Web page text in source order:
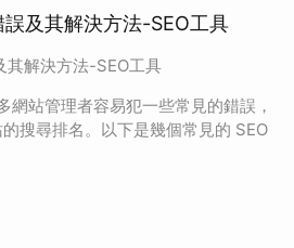
及其解決方法-SEO工具
其解決方法-SEO工具
網站管理者容易犯一些常見的錯誤，
搜尋排名。以下是幾個常見的 SEO